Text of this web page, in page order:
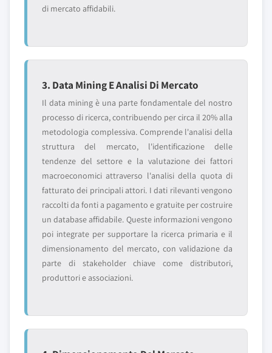
di mercato affidabili.
3. Data Mining E Analisi Di Mercato
Il data mining è una parte fondamentale del nostro
processo di ricerca, contribuendo per circa il 20% alla
metodologia complessiva. Comprende l'analisi della
struttura del mercato, l'identificazione delle
tendenze del settore e la valutazione dei fattori
macroeconomici attraverso l'analisi della quota di
fatturato dei principali attori. I dati rilevanti vengono
raccolti da fonti a pagamento e gratuite per costruire
un database affidabile. Queste informazioni vengono
poi integrate per supportare la ricerca primaria e il
dimensionamento del mercato, con validazione da
parte di stakeholder chiave come distributori,
produttori e associazioni.